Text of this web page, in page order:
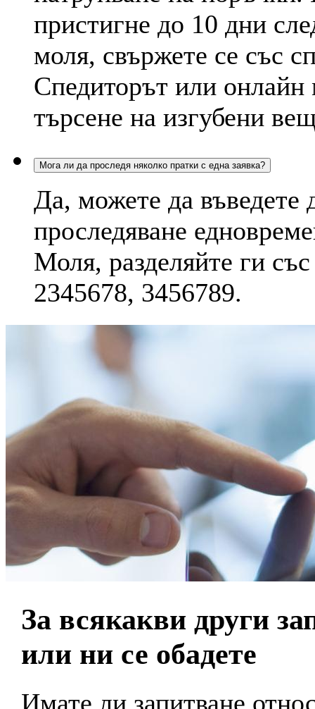
пристигне до 10 дни
моля, свържете се със
Спедиторът или онлайн
търсене на изгубени
Мога ли да проследя няколко пратки с една заявка?
Да, можете да въведете
проследяване
Моля, разделяйте ги
2345678, 3456789.
За всякакви други
или ни се обадете
Имате ли запитване